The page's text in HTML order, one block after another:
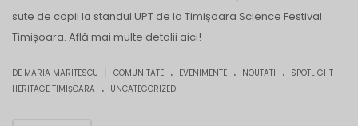
sute de copii la standul UPT de la Timișoara Science Festival
Timișoara. Află mai multe detalii aici!
DE MARIA MARITESCU COMUNITATE . EVENIMENTE . NOUTATI . SPOTLIGHT
HERITAGE TIMIȘOARA . UNCATEGORIZED